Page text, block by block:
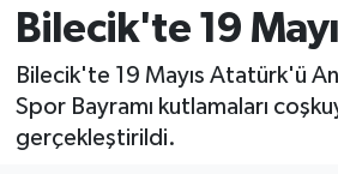
Bilecik'te 19
Bilecik'te 19 Mayıs Atatürk'ü
Spor Bayramı kutlamaları
gerçekleştirildi.
Rize Jandarma Komutanlığı
Bilim Teknoloji
Bölge
Süper Lig Puan Durumu ve
Tüm Manşetler
Son Dakika Haberleri